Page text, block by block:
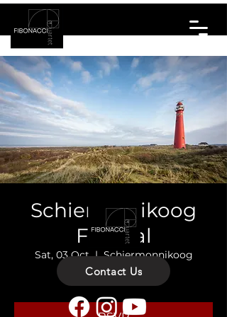
Schiermonikoog
Festival
Sat, 03 Oct
  |
Schiermonnikoog
Contact Us